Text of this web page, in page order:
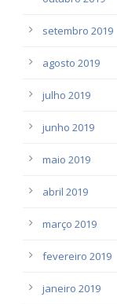
setembro 2019
agosto 2019
julho 2019
junho 2019
maio 2019
abril 2019
março 2019
fevereiro 2019
janeiro 2019